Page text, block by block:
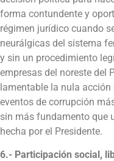
forma contundente y
régimen jurídico cuando
neurálgicas del sistema
y sin un procedimiento
empresas del noreste del
lamentable la nula
eventos de corrupción
sin más fundamento que
hecha por el Presidente.
6.- Participación social,